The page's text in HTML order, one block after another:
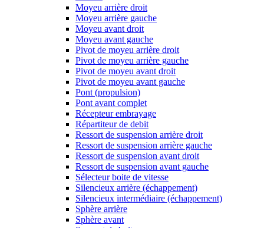
Moyeu arrière droit
Moyeu arrière gauche
Moyeu avant droit
Moyeu avant gauche
Pivot de moyeu arrière droit
Pivot de moyeu arrière gauche
Pivot de moyeu avant droit
Pivot de moyeu avant gauche
Pont (propulsion)
Pont avant complet
Récepteur embrayage
Répartiteur de debit
Ressort de suspension arrière droit
Ressort de suspension arrière gauche
Ressort de suspension avant droit
Ressort de suspension avant gauche
Sélecteur boite de vitesse
Silencieux arrière (échappement)
Silencieux intermédiaire (échappement)
Sphère arrière
Sphère avant